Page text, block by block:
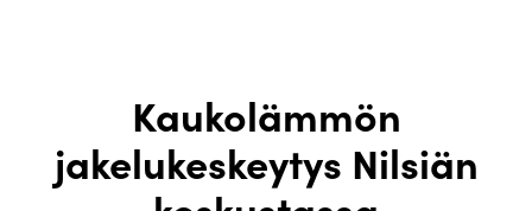
Kaukolämmön
jakelukeskeytys Nilsiän